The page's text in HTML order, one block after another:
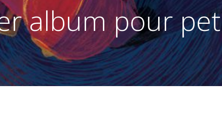
album pour